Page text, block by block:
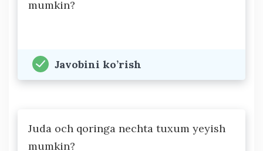
mumkin?
Javobini ko’rish
Juda och qoringa nechta tuxum yeyish
mumkin?